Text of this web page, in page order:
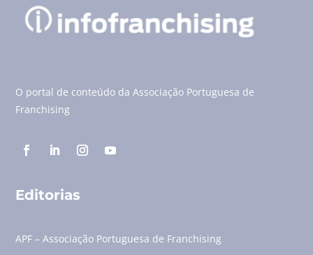
O portal de conteúdo da Associação Portuguesa de
Franchising
Editorias
APF – Associação Portuguesa de Franchising